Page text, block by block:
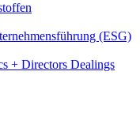
(ESG)
+ Directors Dealings